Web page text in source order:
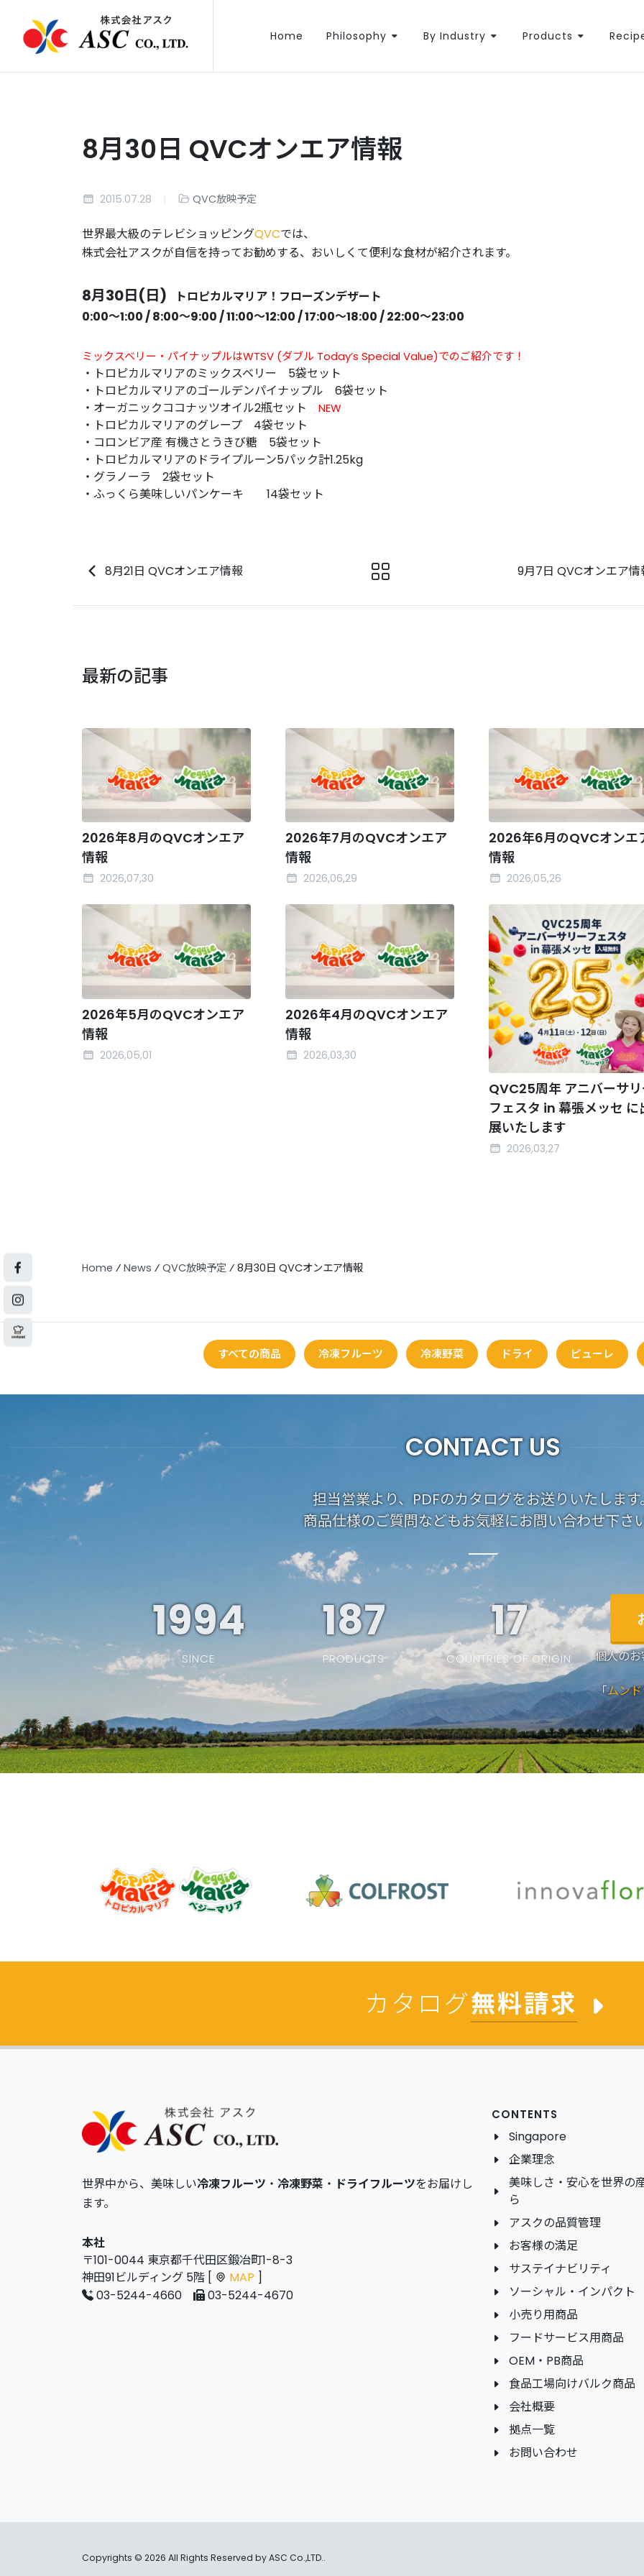
Home Philosophy By Industry Products
8月30日 QVCオンエア情報
2015.07.28 QVC放映予定
世界最大級のテレビショッピングQVCでは、
株式会社アスクが自信を持ってお勧めする、おいしくて便利な食材が紹介されます。
8月30日(日)
トロピカルマリア！フローズンデザート
0:00〜1:00 / 8:00〜9:00 / 11:00〜12:00 / 17:00〜18:00 / 22:00〜23:00
ミックスベリー・パイナップルはWTSV (ダブル Today’s Special Value)でのご紹介です！
・トロピカルマリアのミックスベリー 5袋セット
・トロピカルマリアのゴールデンパイナップル 6袋セット
・オーガニックココナッツオイル2瓶セット NEW
・トロピカルマリアのグレープ 4袋セット
・コロンビア産 有機さとうきび糖 5袋セット
・トロピカルマリアのドライプルーン5パック計1.25kg
・グラノーラ 2袋セット
・ふっくら美味しいパンケーキ 14袋セット
8月21日 QVCオンエア情報 9月7日 QVCオンエア情
最新の記事
2026年8月のQVCオンエア
情報
2026,07,30
2026年7月のQVCオンエア
情報
2026,06,29
2026年6月のQVCオンエ
情報
2026,05,26
2026年5月のQVCオンエア
情報
2026,05,01
2026年4月のQVCオンエア
情報
2026,03,30
QVC25周年 アニバーサ
フェスタ in 幕張メッセ に
展いたします
2026,03,27
Home ⁄ News ⁄ QVC放映予定 ⁄ 8月30日 QVCオンエア情報
すべての商品 冷凍フルーツ 冷凍野菜 ドライ ピューレ
CONTACT US
担当営業より、PDFのカタログをお送りいたします
商品仕様のご質問などもお気軽にお問い合わせ下さ
1994
SINCE
187
PRODUCTS
19
COUNTRIES OF ORIGIN 個人の
「ムン
カタログ無料請求
世界中から、美味しい冷凍フルーツ ・ 冷凍野菜 ・ ドライフルーツをお届けし
ます。
本社
〒101-0044 東京都千代田区鍛冶町1-8-3
神田91ビルディング 5階 [
MAP ]
03-5244-4660
03-5244-4670
CONTENTS
Singapore
企業理念
美味しさ・安心を世界の
ら
アスクの品質管理
お客様の満足
サステイナビリティ
ソーシャル・インパクト
小売り用商品
フードサービス用商品
OEM・PB商品
食品工場向けバルク商品
会社概要
拠点一覧
お問い合わせ
Copyrights © 2026 All Rights Reserved by ASC Co.,LTD..